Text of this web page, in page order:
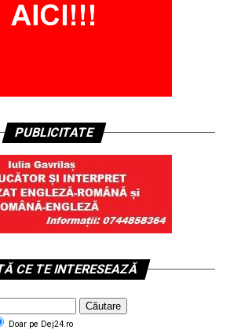
PUBLICITATE
CE TE INTERESEAZĂ
Doar pe Dej24.ro